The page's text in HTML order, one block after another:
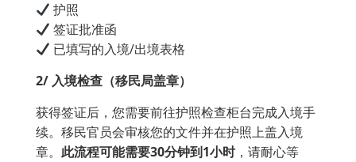
护照
签证批准函
已填写的入境/出境表格
2️/ 入境检查（移民局盖章）
获得签证后，您需要前往护照检查柜台完成入境手
续。移民官员会审核您的文件并在护照上盖入境
章。 此流程可能需要30分钟到1小时，请耐心等